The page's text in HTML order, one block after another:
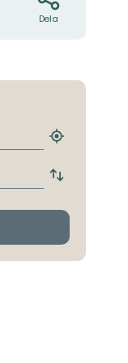
Dela
Hitta
hållplats
Byt
och